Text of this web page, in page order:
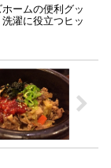
ホームの便利グッ
濯に役立つヒッ